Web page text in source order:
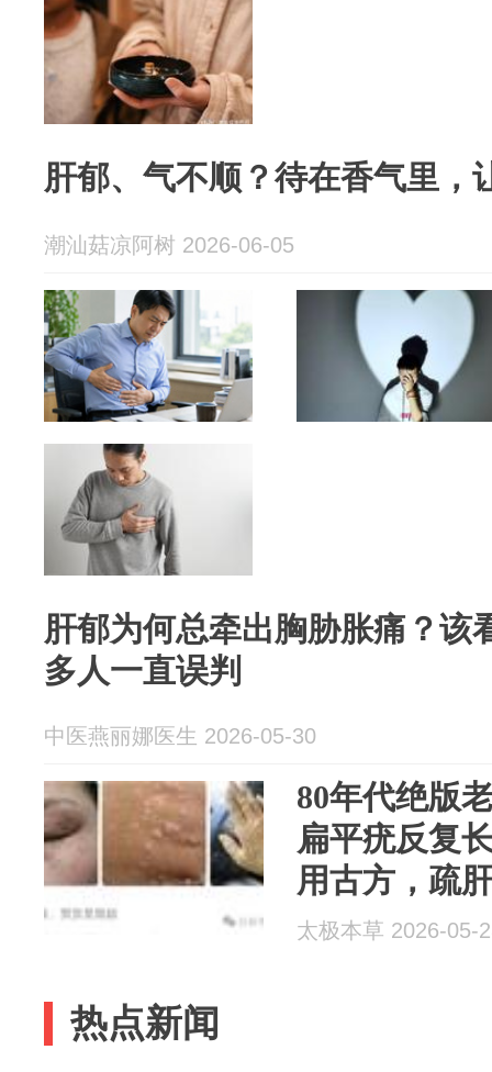
肝郁、气不顺？待在香气里，
潮汕菇凉阿树 2026-06-05
肝郁为何总牵出胸胁胀痛？该
多人一直误判
中医燕丽娜医生 2026-05-30
80年代绝版
扁平疣反复
用古方，疏
复发
太极本草 2026-05-
热点新闻